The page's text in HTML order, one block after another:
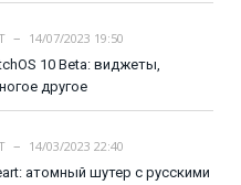
14/07/2023 19:50
10 Beta: виджеты,
другое
14/03/2023 22:40
атомный шутер с русскими